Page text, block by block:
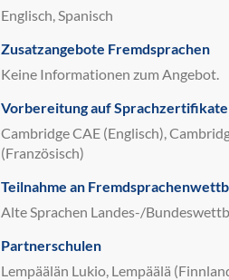
Englisch, Spanisch
Zusatzangebote Fremdsprachen
Keine Informationen zum Angebot.
Vorbereitung auf Sprachzertifikate
Cambridge CAE (Englisch),
(Französisch)
Teilnahme an
Alte Sprachen Landes-/
Partnerschulen
Lempäälän Lukio, Lempäälä